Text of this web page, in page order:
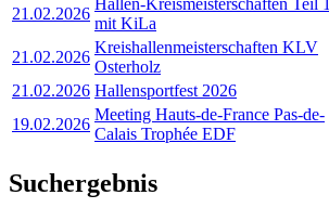
21.02.2026
mit KiLa
21.02.2026
Kreishallenmeisterschaften KLV
Osterholz
21.02.2026 Hallensportfest 2026
19.02.2026
Meeting Hauts-de-France Pas-de-
Calais Trophée EDF
Suchergebnis